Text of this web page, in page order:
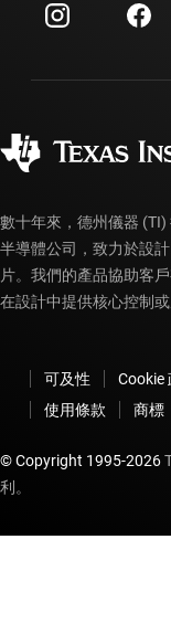
投資人關系
製造
客戶支援中心
myTI 帳戶常見問
訂購 FAQ
數十年來，德州儀器
半導體公司，致力於設
片。我們的產品協助客
在設計中提供核心控制或
可及性 Cookie
使用條款
商標
© Copyright 1995-2026
利。